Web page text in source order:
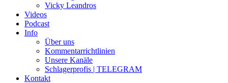
Vicky Leandros
Videos
Podcast
Info
Über uns
Kommentarrichtlinien
Unsere Kanäle
Schlagerprofis | TELEGRAM
Kontakt